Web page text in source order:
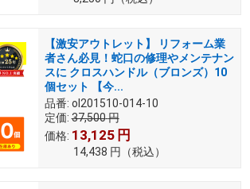
【激安アウトレット】 リフォーム業
者さん必見！蛇口の修理やメンテナン
スに クロスハンドル（ブロンズ）10
個セット 【今...
品番: ol201510-014-10
定価: 37,500円
価格: 13,125 円
14,438 円 （税込）